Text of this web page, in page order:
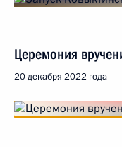
Церемония
20 декабря 2022 года